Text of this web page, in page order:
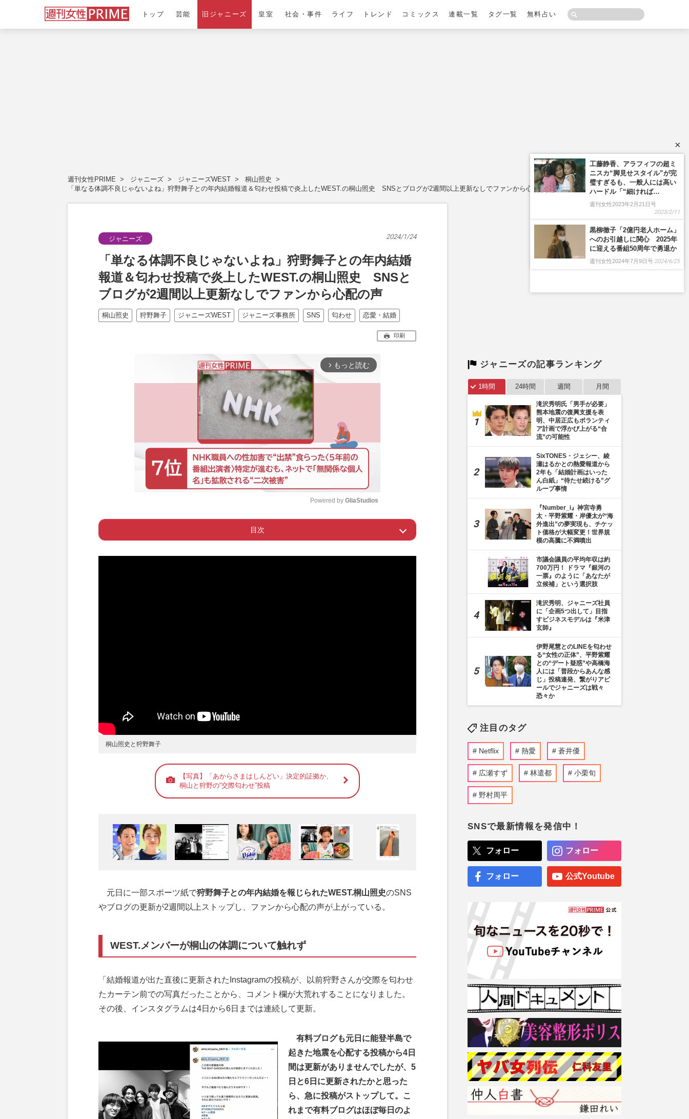
トップ 芸能 旧ジャニーズ 皇室 社会・事件 ライフ トレンド コミックス 連載一覧 タグ一覧 無料占い
週刊女性PRIME ジャニーズ ジャニーズWEST
桐山照史
「単なる体調不良じゃないよね」狩野舞子との年内結婚報道＆匂わせ投稿で炎上したWEST.の桐山照史 SNSとブログが2週間以上更新なしでファンから心配の声
ジャニーズ 2024/1/24
「単なる体調不良じゃないよね」狩野舞子との年内結婚
報道＆匂わせ投稿で炎上したWEST.の桐山照史 SNSと
ブログが2週間以上更新なしでファンから心配の声
桐山照史 狩野舞子 ジャニーズWEST ジャニーズ事務所 SNS 匂わせ 恋愛・結婚
印刷
arrow_forward_ios もっと読む
t
Powered by GliaStudios
目次
Page 1 ー WEST.メンバーが桐山の体調について触れず
桐山照史と狩野舞子
【写真】「あからさまはしんどい」決定的証拠か、
桐山と狩野の“交際匂わせ”投稿
元日に一部スポーツ紙で狩野舞子との年内結婚を報じられたWEST.桐山照史のSNS
やブログの更新が2週間以上ストップし、ファンから心配の声が上がっている。
WEST.メンバーが桐山の体調について触れず
「結婚報道が出た直後に更新されたInstagramの投稿が、以前狩野さんが交際を匂わせ
たカーテン前での写真だったことから、コメント欄が大荒れすることになりました。
その後、インスタグラムは4日から6日までは連続して更新。
有料ブログも元日に能登半島で
起きた地震を心配する投稿から4日
間は更新がありませんでしたが、5
日と6日に更新されたかと思った
ら、急に投稿がストップして。こ
れまで有料ブログはほぼ毎日のよ
ジャニーズの記事ランキング
1時間 24時間 週間 月間
滝沢秀明氏「男手が必要」
熊本地震の復興支援を表
明、中居正広もボランティ
ア計画で浮かび上がる“合
流”の可能性
SixTONES・ジェシー、綾
瀬はるかとの熱愛報道から
2年も「結婚計画はいった
ん白紙」“待たせ続ける”グ
ループ事情
『Number_i』神宮寺勇
太・平野紫耀・岸優太が“海
外進出”の夢実現も、チケッ
ト価格が大幅変更！世界規
模の高騰に不満噴出
市議会議員の平均年収は約
700万円！ ドラマ『銀河の
一票』のように「あなたが
立候補」という選択肢
滝沢秀明、ジャニーズ社員
に「企画5つ出して」目指
すビジネスモデルは『米津
玄師』
伊野尾慧とのLINEを匂わせ
る“女性の正体”、平野紫耀
との“デート疑惑”や高橋海
人には「普段からあんな感
じ」投稿連発、繋がりアピ
ールでジャニーズは戦々
恐々か
注目のタグ
Netflix 熱愛 蒼井優
広瀬すず 林遣都 小栗旬
野村周平
SNSで最新情報を発信中！
フォロー フォロー
フォロー 公式Youtube
×